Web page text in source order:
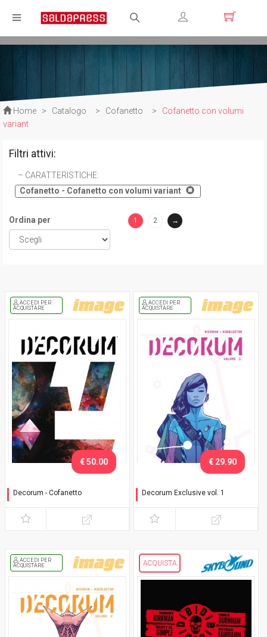
Registrati
Home > Catalogo > Cofanetto >
Cofanetto con volumi
variant
Filtri attivi:
CARATTERISTICHE:
Cofanetto - Cofanetto con volumi variant
Ordina per
1
2 →
ACCEDI PER
ACQUISTARE
Decorum - Cofanetto
e vol. 2
€ 50.00
ACCEDI PER
ACQUISTARE
Decorum Exclusive vol. 1
€ 29.90
ACCEDI PER
ACQUISTARE
ACQUISTA